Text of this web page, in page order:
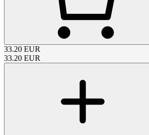
33.20 EUR
33.20 EUR